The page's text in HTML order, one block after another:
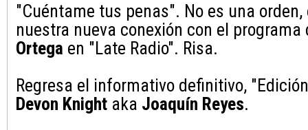
"Cuéntame tus penas". No es una
nuestra nueva conexión con el
Ortega en "Late Radio". Risa.
Regresa el informativo definitivo,
Devon Knight aka Joaquín Reyes.